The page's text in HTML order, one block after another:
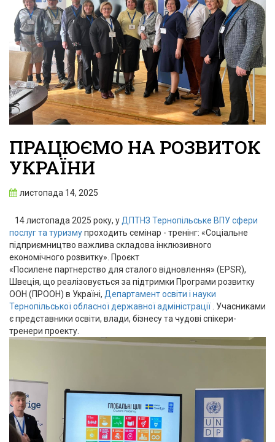
ПРАЦЮЄМО НА РОЗВИТОК
УКРАЇНИ
листопада 14, 2025
14 листопада 2025 року, у ДПТНЗ Тернопільське ВПУ сфери
послуг та туризмупроходить семінар - тренінг: «Соціальне
підприємництво важлива складова інклюзивного
економічного розвитку». Проєкт
«Посилене партнерство для сталого відновлення» (EPSR),
Швеція, що реалізовується за підтримки Програми розвитку
ООН (ПРООН) в Україні, Департамент освіти і науки
Тернопільської обласної державної адміністрації . Учасниками
є представники освіти, влади, бізнесу та чудові спікери-
тренери проекту.